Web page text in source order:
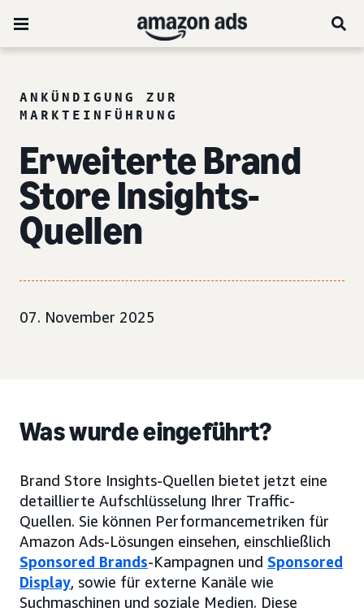
ANKÜNDIGUNG ZUR
MARKTEINFÜHRUNG
Erweiterte Brand
Store Insights-
Quellen
07. November 2025
Was wurde eingeführt?
Brand Store Insights-Quellen bietet jetzt eine
detaillierte Aufschlüsselung Ihrer Traffic-
Quellen. Sie können Performancemetriken für
Amazon Ads-Lösungen einsehen, einschließlich
Sponsored Brands-Kampagnen und Sponsored
Display, sowie für externe Kanäle wie
Suchmaschinen und soziale Medien. Diese